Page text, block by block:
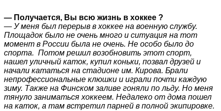
— Получается, Вы всю жизнь в хоккее ?
— У меня был перерыв в хоккее на военную службу.
Площадок было не очень много и ситуация на тот
момент в России была не очень. Не особо было до
спорта. Потом решил возобновить этот спорт,
нашел уличный каток, купил коньки, позвал друзей и
начали кататься на стадионе им. Кирова. Брали
непрофессиональные клюшки и играли почти каждую
зиму. Также на Финском заливе гоняли по льду. Но меня
тянуло заниматься хоккеем. Недалеко от дома пошел
на каток, а там встретил парней в полной экипировке.